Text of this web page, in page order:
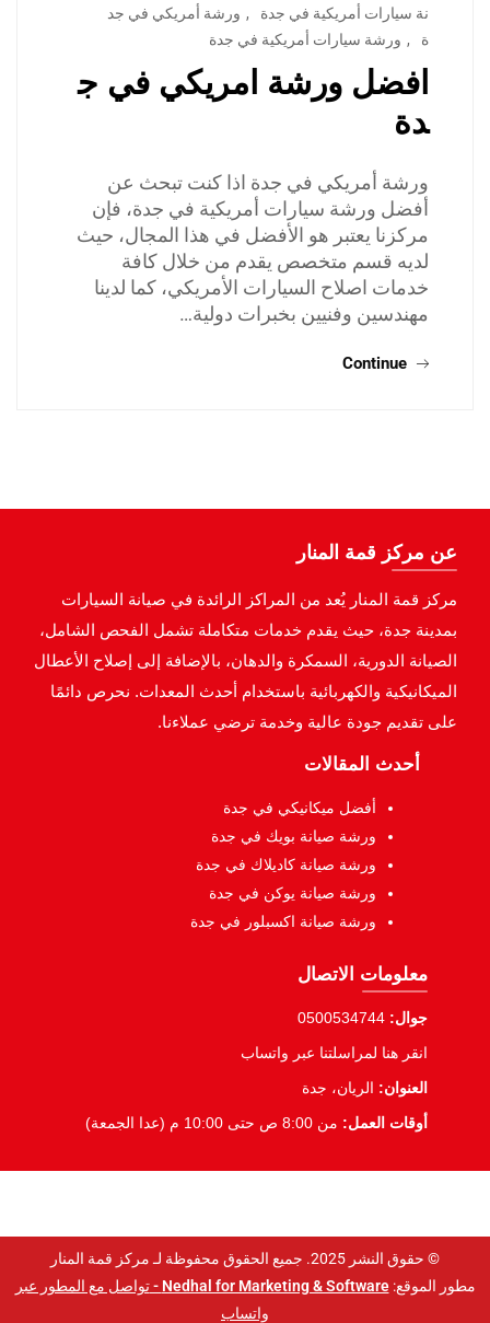
نة سيارات أمريكية في جدة
, ورشة أمريكي في جد
ة
, ورشة سيارات أمريكية في جدة
افضل ورشة امريكي في ج
دة
ورشة أمريكي في جدة اذا كنت تبحث عن
أفضل ورشة سيارات أمريكية في جدة، فإن
مركزنا يعتبر هو الأفضل في هذا المجال، حيث
لديه قسم متخصص يقدم من خلال كافة
خدمات اصلاح السيارات الأمريكي، كما لدينا
مهندسين وفنيين بخبرات دولية…
Continue
عن مركز قمة المنار
مركز قمة المنار يُعد من المراكز الرائدة في صيانة السيارات
بمدينة جدة، حيث يقدم خدمات متكاملة تشمل الفحص الشامل،
الصيانة الدورية، السمكرة والدهان، بالإضافة إلى إصلاح الأعطال
الميكانيكية والكهربائية باستخدام أحدث المعدات. نحرص دائمًا
على تقديم جودة عالية وخدمة ترضي عملاءنا.
أحدث المقالات
أفضل ميكانيكي في جدة
ورشة صيانة بويك في جدة
ورشة صيانة كاديلاك في جدة
ورشة صيانة يوكن في جدة
ورشة صيانة اكسبلور في جدة
معلومات الاتصال
جوال: 0500534744
انقر هنا لمراسلتنا عبر واتساب
العنوان: الريان، جدة
أوقات العمل: من 8:00 ص حتى 10:00 م (عدا الجمعة)
© حقوق النشر 2025. جميع الحقوق محفوظة لـ مركز قمة المنار
مطور الموقع:Nedhal for Marketing & Software -
تواصل مع المطور عبر
واتساب